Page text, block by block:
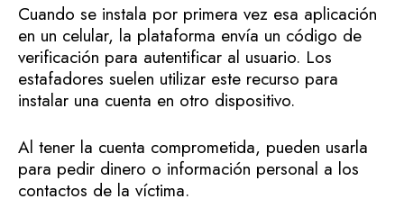
Cuando se instala por primera vez esa aplicación
en un celular, la plataforma envía un código de
verificación para autentificar al usuario. Los
estafadores suelen utilizar este recurso para
instalar una cuenta en otro dispositivo.
Al tener la cuenta comprometida, pueden usarla
para pedir dinero o información personal a los
contactos de la víctima.